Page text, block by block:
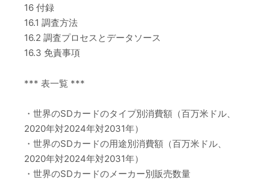
16 付録
16.1 調査方法
16.2 調査プロセスとデータソース
16.3 免責事項
*** 表一覧 ***
・世界のSDカードのタイプ別消費額（百万米ドル、
2020年対2024年対2031年）
・世界のSDカードの用途別消費額（百万米ドル、
2020年対2024年対2031年）
・世界のSDカードのメーカー別販売数量